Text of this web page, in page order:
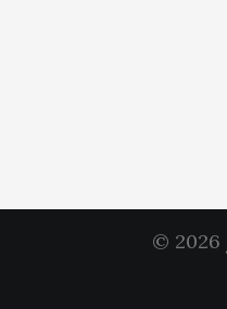
© 2026